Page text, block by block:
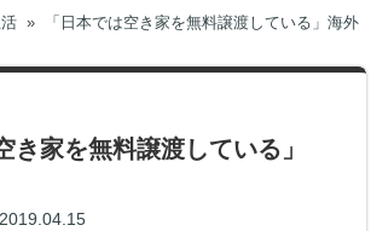
»
「日本では空き家を無料譲渡している」海外
き家を無料譲渡している」
2019.04.15